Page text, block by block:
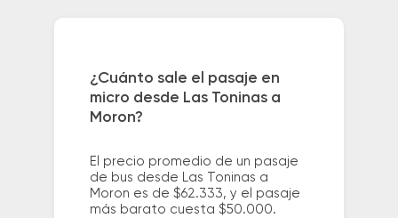
¿Cuánto sale el pasaje en
micro desde Las Toninas a
Moron?
El precio promedio de un pasaje
de bus desde Las Toninas a
Moron es de $62.333, y el pasaje
más barato cuesta $50.000.